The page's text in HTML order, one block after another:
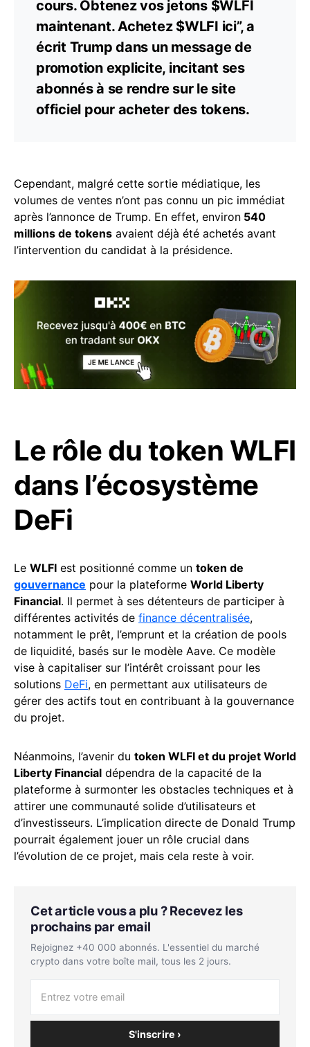
cours. Obtenez vos jetons $WLFI
maintenant. Achetez $WLFI ici”, a
écrit Trump dans un message de
promotion explicite, incitant ses
abonnés à se rendre sur le site
officiel pour acheter des tokens.
Cependant, malgré cette sortie médiatique, les
volumes de ventes n’ont pas connu un pic immédiat
après l’annonce de Trump. En effet, environ 540
millions de tokens avaient déjà été achetés avant
l’intervention du candidat à la présidence.
Le rôle du token WLFI
dans l’écosystème
DeFi
Le WLFI est positionné comme un token de
gouvernance pour la plateforme World Liberty
Financial. Il permet à ses détenteurs de participer à
différentes activités de finance décentralisée,
notamment le prêt, l’emprunt et la création de pools
de liquidité, basés sur le modèle Aave. Ce modèle
vise à capitaliser sur l’intérêt croissant pour les
solutions DeFi, en permettant aux utilisateurs de
gérer des actifs tout en contribuant à la gouvernance
du projet.
Néanmoins, l’avenir du token WLFI et du projet World
Liberty Financial dépendra de la capacité de la
plateforme à surmonter les obstacles techniques et à
attirer une communauté solide d’utilisateurs et
d’investisseurs. L’implication directe de Donald Trump
pourrait également jouer un rôle crucial dans
l’évolution de ce projet, mais cela reste à voir.
Cet article vous a plu ? Recevez les
prochains par email
Rejoignez +40 000 abonnés. L'essentiel du marché
crypto dans votre boîte mail, tous les 2 jours.
S'inscrire ›